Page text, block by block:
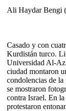
Ali Haydar Bengi
Casado y con
Kurdistán turco.
Universidad Al-
ciudad montaron
condolencias de la
se mostraron
contra Israel. En
protestaron